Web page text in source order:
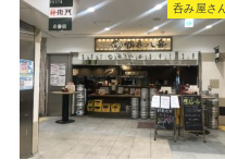
呑み屋さん